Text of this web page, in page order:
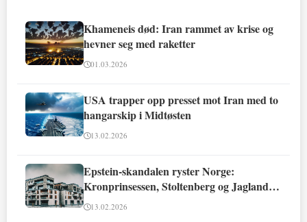
Khameneis død: Iran rammet av krise og
hevner seg med raketter
01.03.2026
USA trapper opp presset mot Iran med to
hangarskip i Midtøsten
13.02.2026
Epstein-skandalen ryster Norge:
Kronprinsessen, Stoltenberg og Jagland
involvert
13.02.2026